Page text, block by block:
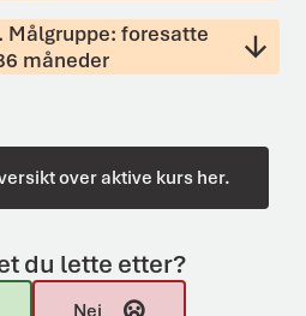
Målgruppe: foresatte
måneder
over aktive kurs her.
du lette etter?
Nei